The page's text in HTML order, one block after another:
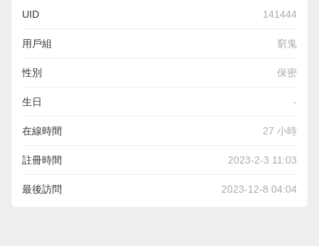
UID 141444
用戶組 窮鬼
性別 保密
生日 -
在線時間 27 小時
註冊時間 2023-2-3 11:03
最後訪問 2023-12-8 04:04